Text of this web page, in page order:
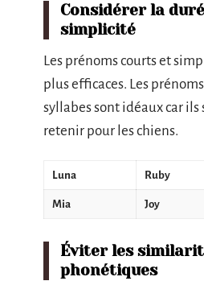
Considérer la
simplicité
Les prénoms courts et
plus efficaces. Les
syllabes sont idéaux car ils
retenir pour les chiens.
Luna Ruby
Mia Joy
Éviter les
phonétiques